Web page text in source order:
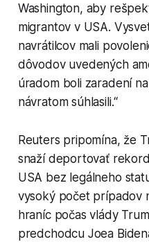
Washington, aby
migrantov v USA.
navrátilcov mali
dôvodov uvedených
úradom boli zaradení
návratom súhlasili.“
Reuters pripomína, že
snaží deportovať
USA bez legálneho
vysoký počet prípadov
hraníc počas vlády
predchodcu Joea